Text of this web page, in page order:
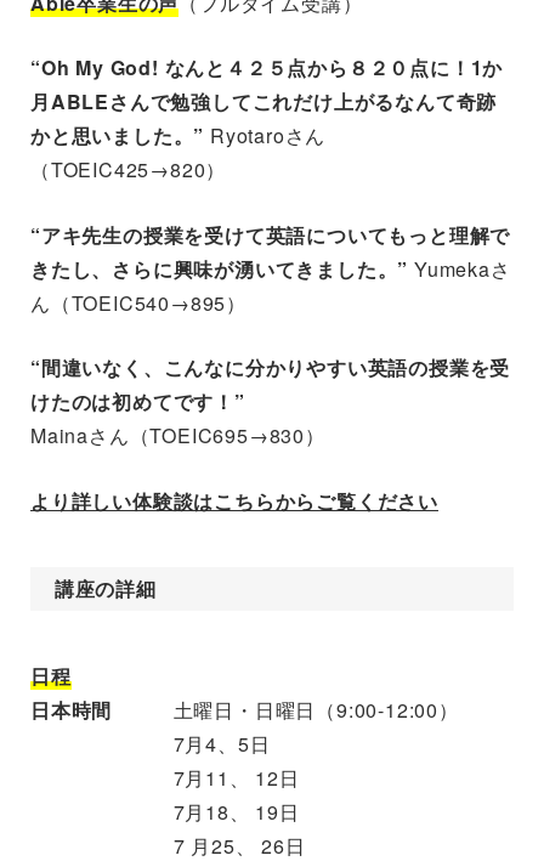
“Oh My God! なんと４２５点から８２０点に！1か
月ABLEさんで勉強してこれだけ上がるなんて奇跡
かと思いました。” Ryotaroさん
（TOEIC425→820）
“アキ先生の授業を受けて英語についてもっと理解で
きたし、さらに興味が湧いてきました。” Yumekaさ
ん（TOEIC540→895）
“間違いなく、こんなに分かりやすい英語の授業を受
けたのは初めてです！”
Mainaさん（TOEIC695→830）
より詳しい体験談はこちらからご覧ください
講座の詳細
日程
日本時間 土曜日・日曜日（9:00-12:00）
7月4、5日
7月11、 12日
7月18、 19日
7 月25、 26日